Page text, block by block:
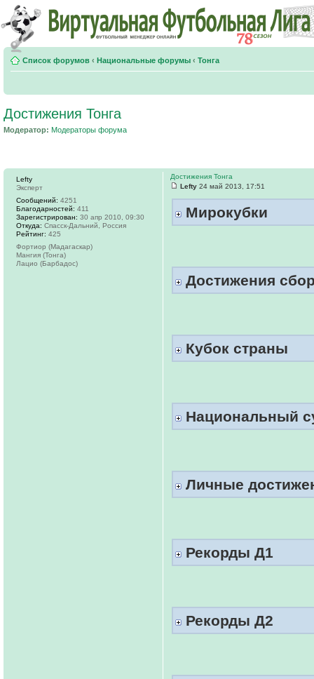
Список форумов ‹ Национальные форумы ‹ Тонга
Достижения Тонга
Модератор: Модераторы форума
Достижения Тонга
Lefty 24 май 2013, 17:51
Мирокубки
Достижения
Кубок страны
Национальный
Личные
Рекорды Д1
Рекорды Д2
Lefty
Эксперт
Сообщений: 4251
Благодарностей: 411
Зарегистрирован: 30 апр 2010, 09:30
Откуда: Спасск-Дальний, Россия
Рейтинг: 425
Фортиор (Мадагаскар)
Мангия (Тонга)
Лацио (Барбадос)